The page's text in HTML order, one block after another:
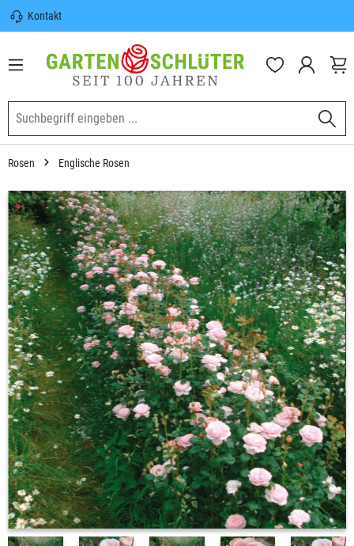
springen
Kontakt
Sicherer Versand | Versandkostenfrei
(DE) ab 100€
Garten-Schlüter Anwachsgarantie
Rosen Englische Rosen